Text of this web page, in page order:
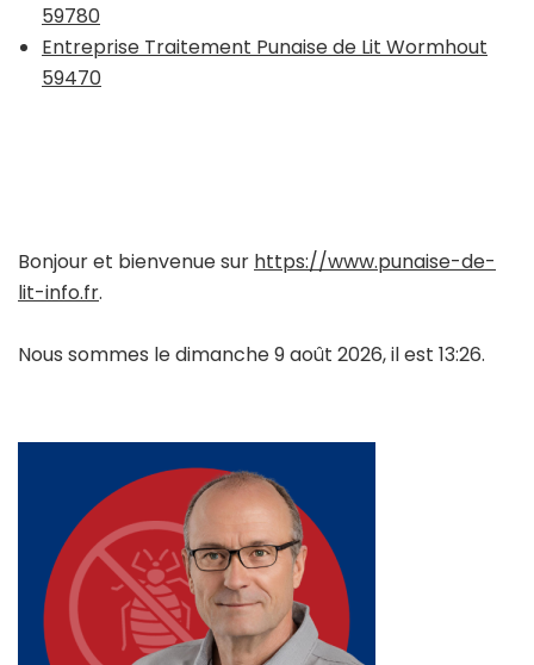
59780
Entreprise Traitement Punaise de Lit Wormhout
59470
Bonjour et bienvenue sur https://www.punaise-de-
lit-info.fr.
Nous sommes le dimanche 9 août 2026, il est 13:26.